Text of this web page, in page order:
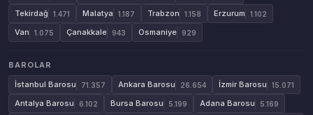
Tekirdağ 1.471 Malatya 1.187 Trabzon 1.158 Erzurum 1.102
Van 1.075 Çanakkale 943 Osmaniye 929
BAROLAR
İstanbul Barosu
71.357 Ankara Barosu 26.654 İzmir Barosu 15.071
Antalya Barosu 6.102 Bursa Barosu 5.199 Adana Barosu 5.169